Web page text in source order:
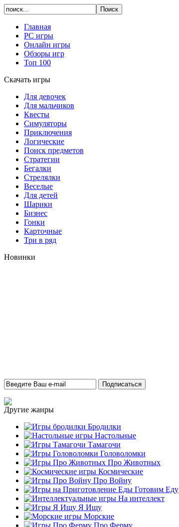
Главная
PC игры
Онлайн игры
Обзоры игр
Топ 100
Скачать игры
Для девочек
Для мальчиков
Квесты
Симуляторы
Приключения
Логические
Поиск предметов
Стратегии
Бегалки
Стрелялки
Веселые
Для детей
Шарики
Бизнес
Гонки
Карточные
Три в ряд
Новинки
Другие жанры
Бродилки
Настольные
Тамагочи
Головоломки
Про Животных
Космические
Про Войну
Готовим Еду
На интеллект
Я Ищу
Морские